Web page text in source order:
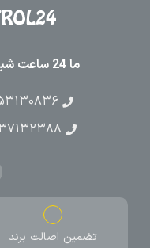
ما 24 ساعت شبانه روز در کنار شما هستیم
تضمین اصالت برند